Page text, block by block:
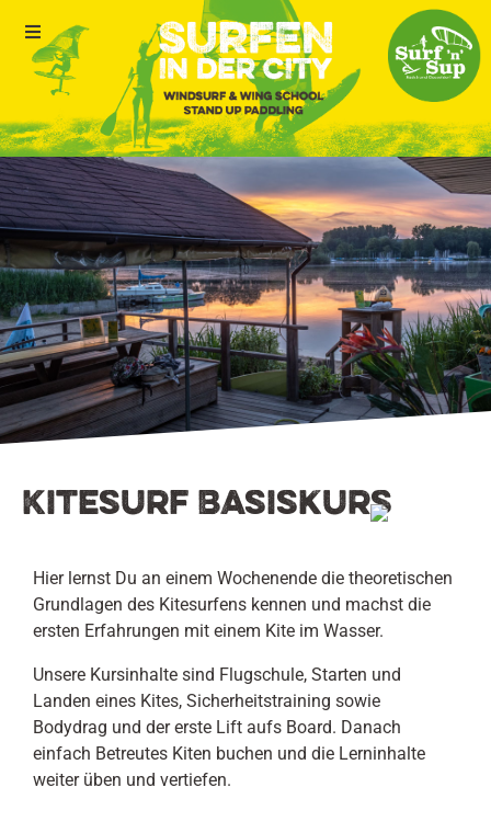
Kitesurf Basiskurs
Hier lernst Du an einem Wochenende die theoretischen
Grundlagen des Kitesurfens kennen und machst die
ersten Erfahrungen mit einem Kite im Wasser.
Unsere Kursinhalte sind Flugschule, Starten und
Landen eines Kites, Sicherheitstraining sowie
Bodydrag und der erste Lift aufs Board. Danach
einfach Betreutes Kiten buchen und die Lerninhalte
weiter üben und vertiefen.